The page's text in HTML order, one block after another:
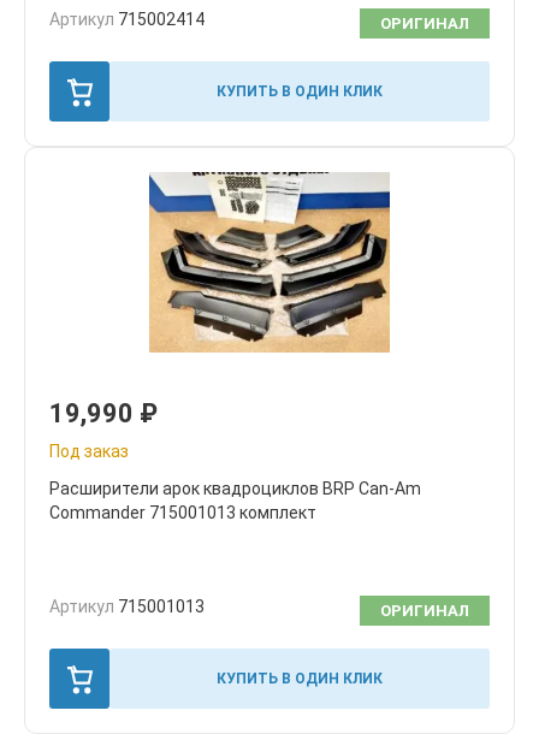
Артикул 715002414 ОРИГИНАЛ
КУПИТЬ В ОДИН КЛИК
19,990 ₽
Под заказ
Расширители арок квадроциклов BRP Can-Am
Commander 715001013 комплект
Артикул 715001013 ОРИГИНАЛ
КУПИТЬ В ОДИН КЛИК